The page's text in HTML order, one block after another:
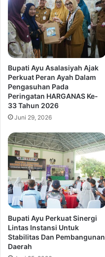
Bupati Ayu Asalasiyah Ajak
Perkuat Peran Ayah Dalam
Pengasuhan Pada
Peringatan HARGANAS Ke-
33 Tahun 2026
Juni 29, 2026
Bupati Ayu Perkuat Sinergi
Lintas Instansi Untuk
Stabilitas Dan Pembangunan
Daerah